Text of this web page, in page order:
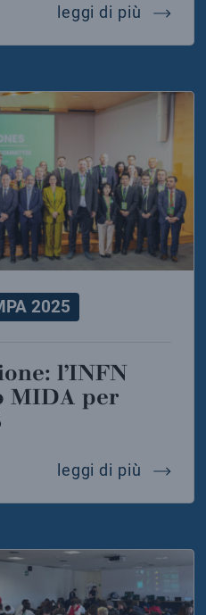
leggi di più al via
2025
MIDA per
leggi di più